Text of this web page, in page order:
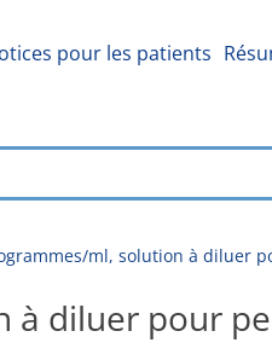
pour les patients
ml, solution à diluer
à diluer pour